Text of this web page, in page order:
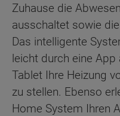
Zuhause die
ausschaltet sowie
Das intelligente
leicht durch eine
Tablet Ihre Heizung
zu stellen. Ebenso
Home System Ihren